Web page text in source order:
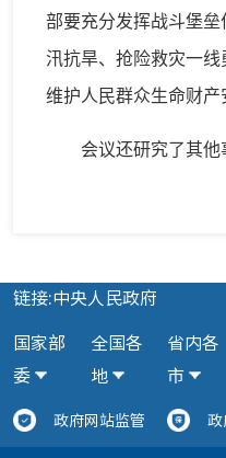
部要充分发挥战斗堡
汛抗旱、抢险救灾一
维护人民群众生命财产
会议还研究了其他
链接:中央人民政府
国家部
委
全国各
地
省内各
市
政府网站监管